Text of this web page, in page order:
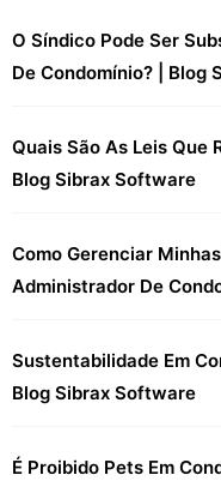
O Síndico Pode Ser
De Condomínio? | Blog
Quais São As Leis Que
Blog Sibrax Software
Como Gerenciar
Administrador De
Sustentabilidade Em
Blog Sibrax Software
É Proibido Pets Em